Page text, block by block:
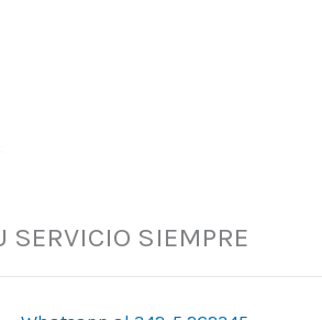
SERVICIO SIEMPRE